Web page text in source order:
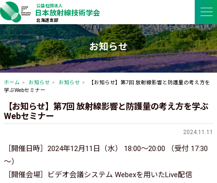
公益社団法人
日本放射線技術学会
北海道支部
お知らせ
ホーム お知らせ お知らせ
【お知らせ】第7回 放射線影響と防護量の考え方を
学ぶWebセミナー
【お知らせ】第7回 放射線影響と防護量の考え方を学ぶ
Webセミナー
2024.11.11
［開催日時］2024年12月11日（水） 18:00～20:00 （受付 17:30
～）
［開催会場］ビデオ会議システム Webexを用いたLive配信